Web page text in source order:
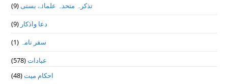
تذكرہ متحدہ علمائے بستى(9)
دعا واذكار (9)
سفر نامہ (1)
عبادات(578)
احکام میت(48)